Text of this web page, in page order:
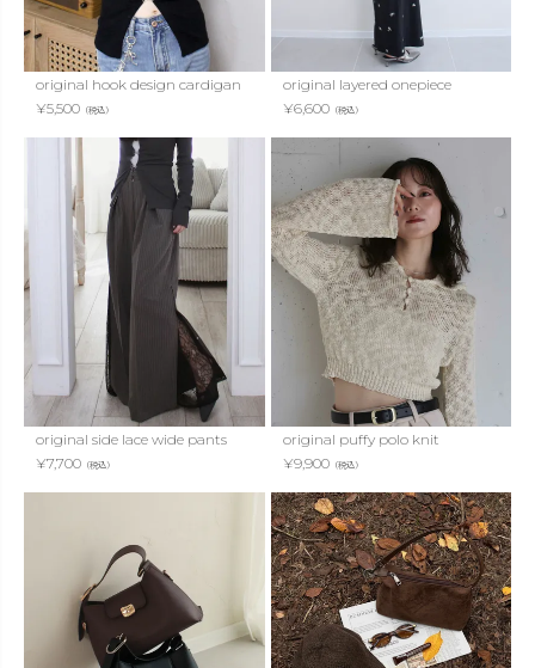
original hook design cardigan
¥5,500 （税込）
original layered onepiece
¥6,600（税込）
original side lace wide pants
¥7,700 （税込）
original puffy polo knit
¥9,900（税込）